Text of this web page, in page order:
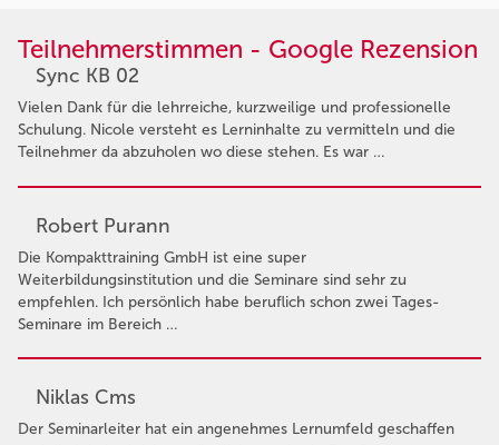
Teilnehmerstimmen - Google Rezension
Sync KB 02
Vielen Dank für die lehrreiche, kurzweilige und professionelle
Schulung. Nicole versteht es Lerninhalte zu vermitteln und die
Teilnehmer da abzuholen wo diese stehen. Es war …
Robert Purann
Die Kompakttraining GmbH ist eine super
Weiterbildungsinstitution und die Seminare sind sehr zu
empfehlen. Ich persönlich habe beruflich schon zwei Tages-
Seminare im Bereich …
Niklas Cms
Der Seminarleiter hat ein angenehmes Lernumfeld geschaffen